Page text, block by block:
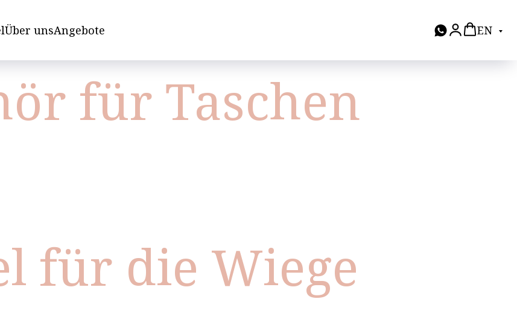
Über unsAngebote EN
für Taschen
für die Wiege